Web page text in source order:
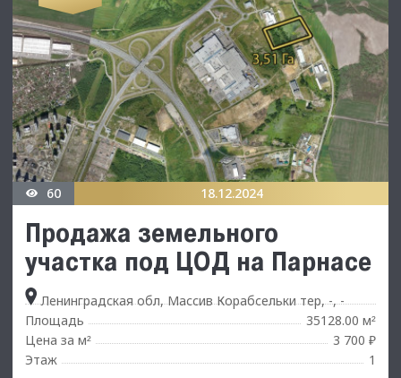
60 18.12.2024
Продажа земельного
участка под ЦОД на Парнасе
Ленинградская обл, Массив Корабсельки тер, -, -
Площадь
35128.00 м²
Цена за м²
3 700 ₽
Этаж
1